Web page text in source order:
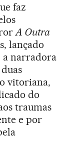
faz
A Outra
lançado
a narradora
vitoriana,
do
traumas
e por